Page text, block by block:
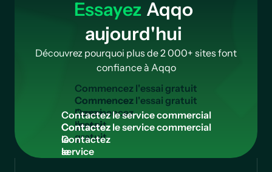
Essayez Aqqo
aujourd'hui
Découvrez pourquoi plus de 2 000+ sites font
confiance à Aqqo
Commencezl'essaigratuit
Commencez
l'essai
gratuit
Contactezleservicecommercial
Contactez
le
service